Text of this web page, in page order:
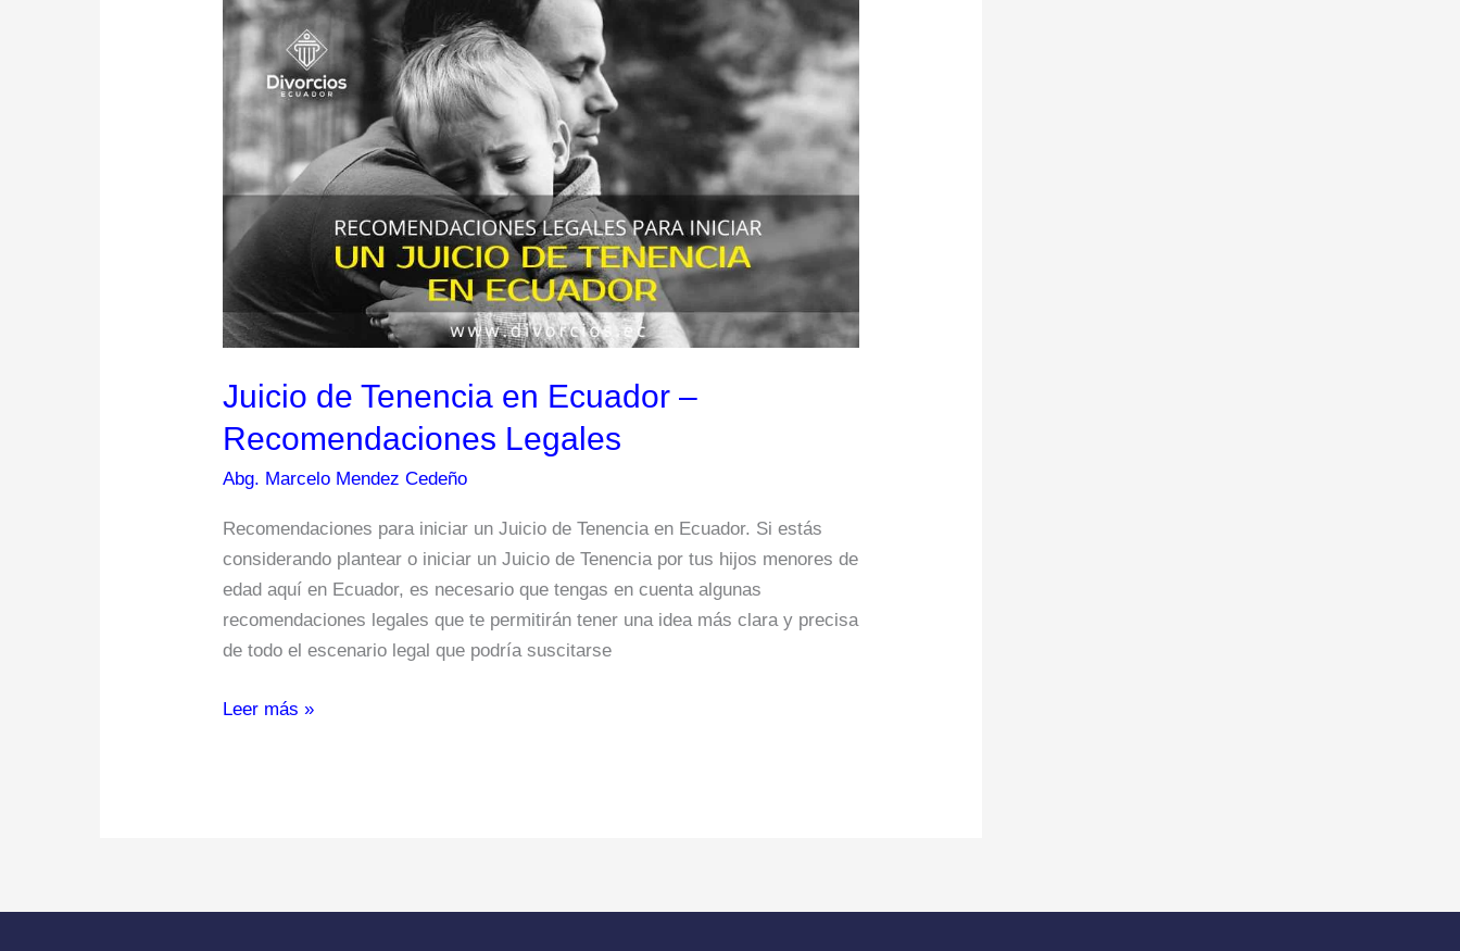
Juicio de Tenencia en Ecuador –
Recomendaciones Legales
Abg. Marcelo Mendez Cedeño
Recomendaciones para iniciar un Juicio de Tenencia en Ecuador. Si estás
considerando plantear o iniciar un Juicio de Tenencia por tus hijos menores de
edad aquí en Ecuador, es necesario que tengas en cuenta algunas
recomendaciones legales que te permitirán tener una idea más clara y precisa
de todo el escenario legal que podría suscitarse
Juicio
de
Tenencia
en
–
Recomendaciones
Legales
Leer más »